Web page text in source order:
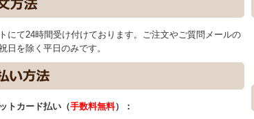
にて24時間受け付けております。ご注文やご質問メールの
日を除く平日のみです。
トカード払い（手数料無料）：